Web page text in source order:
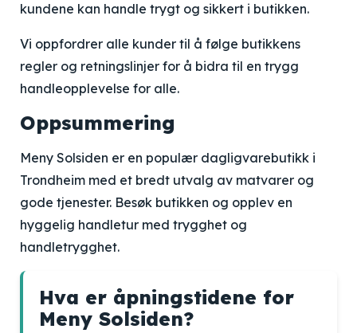
kundene kan handle trygt og sikkert i butikken.
Vi oppfordrer alle kunder til å følge butikkens
regler og retningslinjer for å bidra til en trygg
handleopplevelse for alle.
Oppsummering
Meny Solsiden er en populær dagligvarebutikk i
Trondheim med et bredt utvalg av matvarer og
gode tjenester. Besøk butikken og opplev en
hyggelig handletur med trygghet og
handletrygghet.
Hva er åpningstidene for
Meny Solsiden?